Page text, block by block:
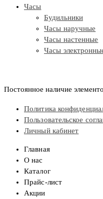
Часы
Будильники
Часы наручные
Часы настенные
Часы
Постоянное наличие
Политика
Пользовательское
Личный кабинет
Главная
О нас
Каталог
Прайс-лист
Акции